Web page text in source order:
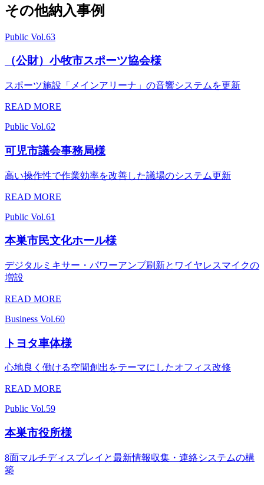
その他納入事例
Public Vol.63
（公財）小牧市スポーツ協会様
スポーツ施設「メインアリーナ」の音響システムを更新
READ MORE
Public Vol.62
可児市議会事務局様
高い操作性で作業効率を改善した議場のシステム更新
READ MORE
Public Vol.61
本巣市民文化ホール様
デジタルミキサー・パワーアンプ刷新とワイヤレスマイクの
増設
READ MORE
Business Vol.60
トヨタ車体様
心地良く働ける空間創出をテーマにしたオフィス改修
READ MORE
Public Vol.59
本巣市役所様
8面マルチディスプレイと最新情報収集・連絡システムの構
築